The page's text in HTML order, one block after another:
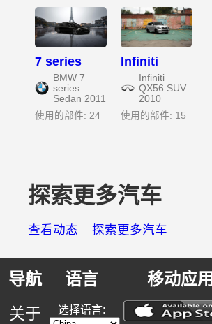
7 series
BMW 7
series
Sedan 2011
使用的部件: 24
Infiniti
Infiniti
QX56 SUV
2010
使用的部件: 15
探索更多汽车
查看动态 探索更多汽车
导航
关于
语言
选择语言:
移动应用